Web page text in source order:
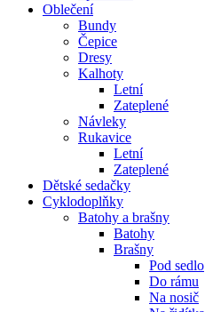
Oblečení
Bundy
Čepice
Dresy
Kalhoty
Letní
Zateplené
Návleky
Rukavice
Letní
Zateplené
Dětské sedačky
Cyklodoplňky
Batohy a brašny
Batohy
Brašny
Pod sedlo
Do rámu
Na nosič